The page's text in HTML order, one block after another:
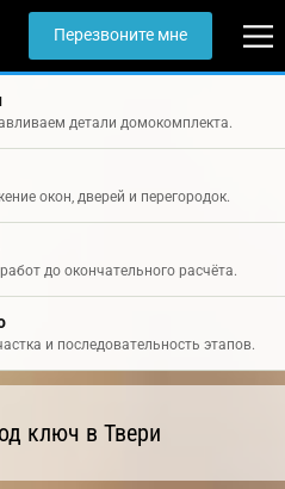
Перезвоните мне
детали домокомплекта.
окон, дверей и перегородок.
до окончательного расчёта.
и последовательность этапов.
ключ в Твери